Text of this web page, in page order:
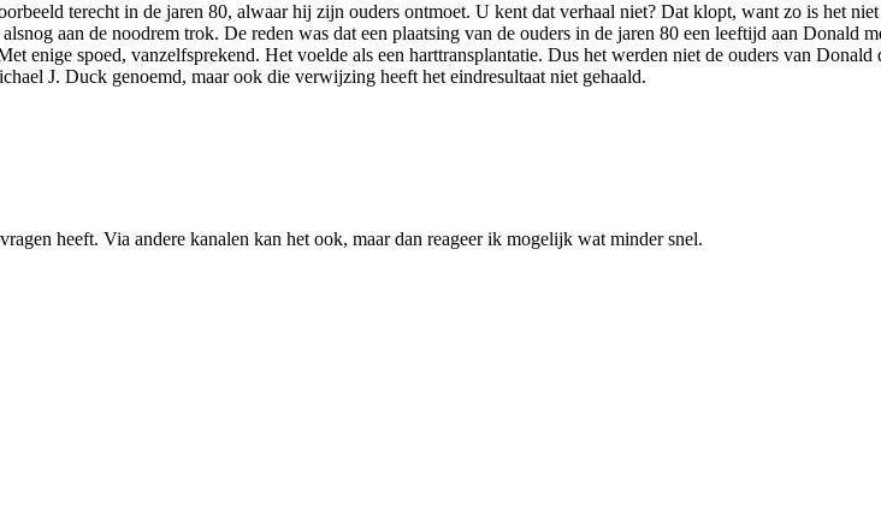
terecht in de jaren 80, alwaar hij zijn ouders ontmoet. U kent dat verhaal niet? Dat klopt, want zo is het
aan de noodrem trok. De reden was dat een plaatsing van de ouders in de jaren 80 een leeftijd aan Donald
enige spoed, vanzelfsprekend. Het voelde als een harttransplantatie. Dus het werden niet de ouders van Donald
J. Duck genoemd, maar ook die verwijzing heeft het eindresultaat niet gehaald.
heeft. Via andere kanalen kan het ook, maar dan reageer ik mogelijk wat minder snel.